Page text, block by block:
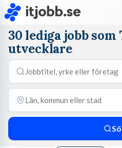
30 lediga jobb
utvecklare